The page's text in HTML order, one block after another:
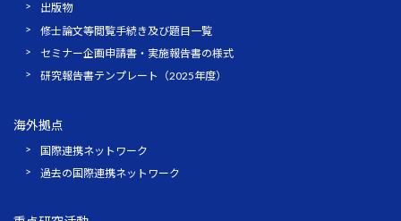
出版物
修士論文等閲覧手続き及び題目一覧
セミナー企画申請書・実施報告書の様式
研究報告書テンプレート（2025年度）
海外拠点
国際連携ネットワーク
過去の国際連携ネットワーク